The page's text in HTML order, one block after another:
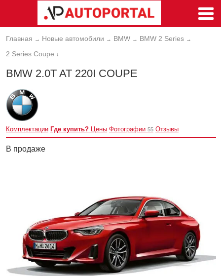
Главная → Новые автомобили → BMW → BMW 2 Series →
2 Series Coupe ↓
BMW 2.0T AT 220I COUPE
Комплектации Где купить? Цены Фотографии 55 Отзывы
В продаже